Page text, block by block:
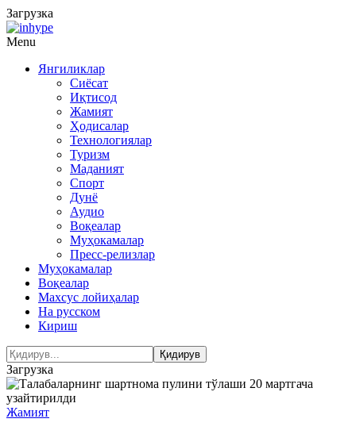
Загрузка
Menu
Янгиликлар
Сиёсат
Иқтисод
Жамият
Ҳодисалар
Технологиялар
Туризм
Маданият
Спорт
Дунё
Аудио
Воқеалар
Муҳокамалар
Пресс-релизлар
Муҳокамалар
Воқеалар
Махсус лойиҳалар
На русском
Кириш
Загрузка
Жамият